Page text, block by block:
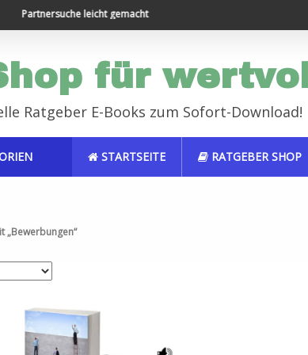
Partnersuche leicht gemacht
für
Ratgeber E-Books zum Sofort-Download!
STARTSEITE RATGEBER SHOP